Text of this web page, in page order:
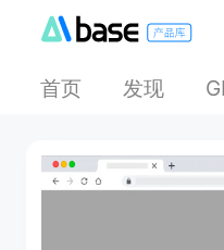
首页 发现